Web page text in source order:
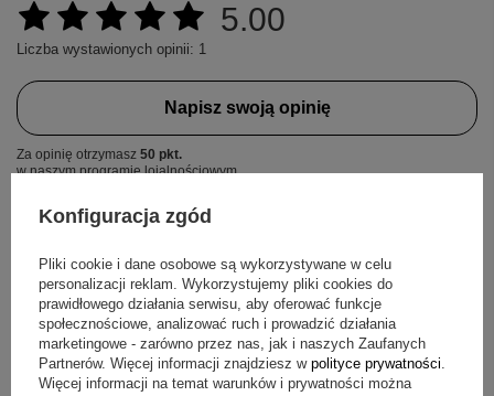
Zobacz więcej
5.00
Liczba wystawionych opinii: 1
Napisz swoją opinię
Za opinię otrzymasz 50 pkt.
w naszym programie lojalnościowym.
Pokaż tylko opinie potwierdzone zakupem
Kliknij ocenę aby filtrować opinie
Konfiguracja zgód
Pliki cookie i dane osobowe są wykorzystywane w celu
personalizacji reklam. Wykorzystujemy pliki cookies do
prawidłowego działania serwisu, aby oferować funkcje
społecznościowe, analizować ruch i prowadzić działania
marketingowe - zarówno przez nas, jak i naszych Zaufanych
Partnerów. Więcej informacji znajdziesz w polityce prywatności.
Więcej informacji na temat warunków i prywatności można